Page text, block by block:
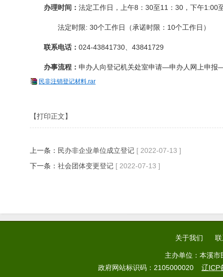
办理时间： 法定工作日，上午8：30至11：30，下午1:00
法定时限: 30个工作日（承诺时限：10个工作日）
联系电话： 024-43841730、43841729
办事流程： 申办人向登记机关处室申请—申办人网上申
民非注销登记材料.rar
【打印正文】
上一条： 民办非企业单位成立登记 [ 2022-07-13 ]
下一条： 社会团体变更登记 [ 2022-07-13 ]
关于我们
主办单位：本溪
政府网站标识码：2105000020 辽ICP